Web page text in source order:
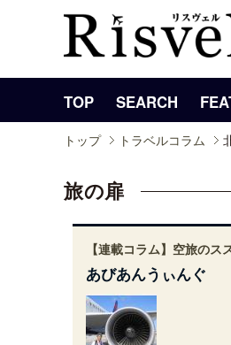
TOP SEARCH
トップ トラベルコラム
旅の扉
【連載コラム】空旅のス
あびあんうぃんぐ